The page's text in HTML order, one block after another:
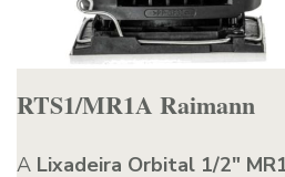
RTS1/MR1A Raimann
A Lixadeira Orbital 1/2″